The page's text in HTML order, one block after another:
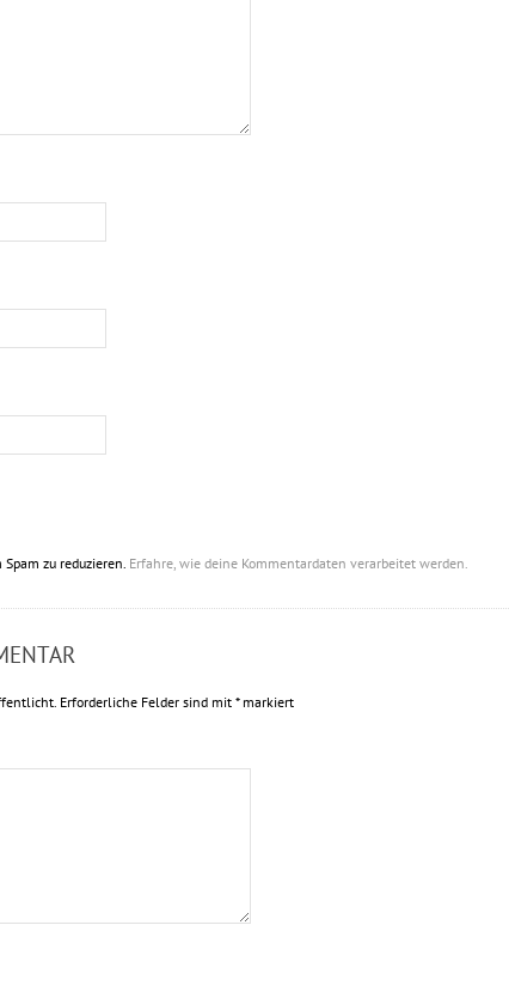
zu reduzieren. Erfahre, wie deine Kommentardaten verarbeitet werden.
Erforderliche Felder sind mit *markiert